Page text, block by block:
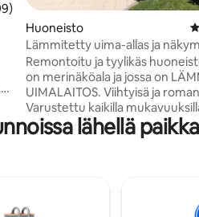
arvio 4,94/5, 199 arvostelua
Huoneisto
Lämmitetty uima-allas ja
merelle
Remontoitu ja tyylikäs
on merinäköala ja jossa on
UIMALAITOS. Viihtyisä ja
Varustettu kaikilla
internet, stereo, 43" TV,
satelliitti. Yksityinen terassi,
Lämmitetty yhteisöllinen uima-
lähellä